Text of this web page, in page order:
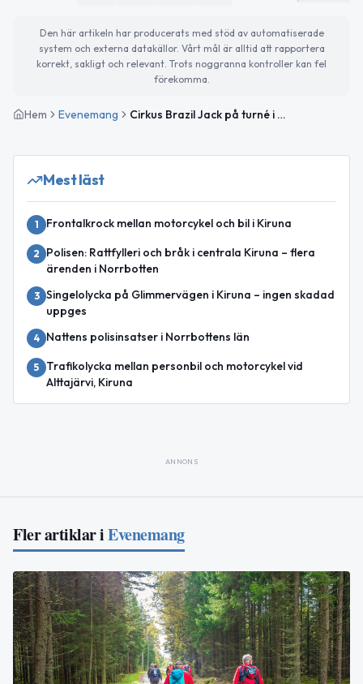
Den här artikeln har producerats med stöd av automatiserade
system och externa datakällor. Vårt mål är alltid att rapportera
korrekt, sakligt och relevant. Trots noggranna kontroller kan fel
förekomma.
Hem Evenemang Cirkus Brazil Jack på turné i Norrbotten – gör stopp i sju orter
Mest läst
1 Frontalkrock mellan motorcykel och bil i Kiruna
2
Polisen: Rattfylleri och bråk i centrala Kiruna – flera
ärenden i Norrbotten
3 Singelolycka på Glimmervägen i Kiruna – ingen skadad
uppges
4 Nattens polisinsatser i Norrbottens län
5
Trafikolycka mellan personbil och motorcykel vid
Alttajärvi, Kiruna
ANNONS
Fler artiklar iEvenemang